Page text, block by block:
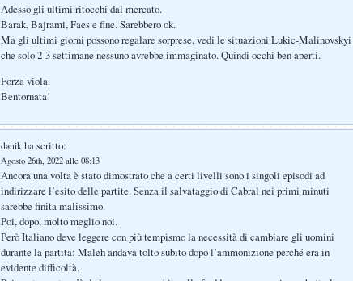
Adesso gli ultimi ritocchi dal mercato.
Barak, Bajrami, Faes e fine. Sarebbero ok.
Ma gli ultimi giorni possono regalare sorprese, vedi le situazioni Lukic-Malinovskyi
che solo 2-3 settimane nessuno avrebbe immaginato. Quindi occhi ben aperti.
Forza viola.
Bentornata!
danik ha scritto:
Agosto 26th, 2022 alle 08:13
Ancora una volta è stato dimostrato che a certi livelli sono i singoli episodi ad
indirizzare l’esito delle partite. Senza il salvataggio di Cabral nei primi minuti
sarebbe finita malissimo.
Poi, dopo, molto meglio noi.
Però Italiano deve leggere con più tempismo la necessità di cambiare gli uomini
durante la partita: Maleh andava tolto subito dopo l’ammonizione perché era in
evidente difficoltà.